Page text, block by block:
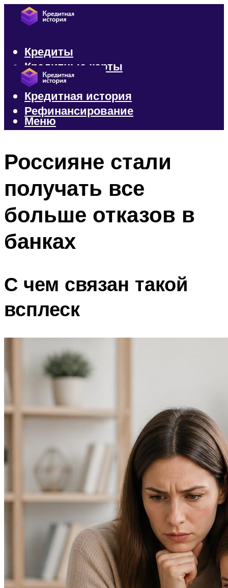
Кредиты
Кредитные карты
Микрозаймы
Кредитная история
Рефинансирование
Меню
Россияне стали
получать все
больше отказов в
банках
С чем связан такой
всплеск